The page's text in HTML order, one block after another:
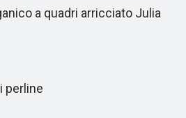
a quadri arricciato Julia